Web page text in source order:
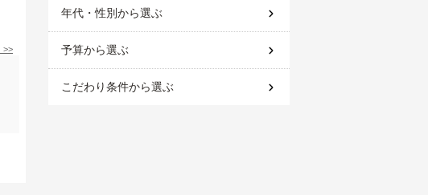
>>
年代・性別から選ぶ
予算から選ぶ
こだわり条件から選ぶ